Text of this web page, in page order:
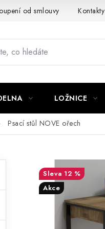
od smlouvy Kontakty
LOŽNICE
Psací stůl NOVE ořech
12 %
Akce